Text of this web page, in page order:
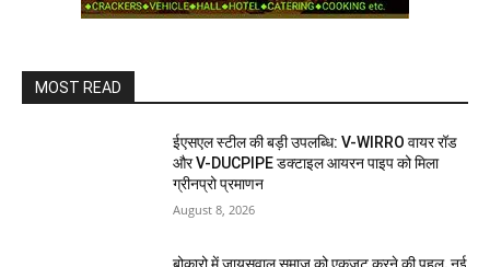
MOST READ
ईएसएल स्टील की बड़ी उपलब्धि: V-WIRRO वायर रॉड
और V-DUCPIPE डक्टाइल आयरन पाइप को मिला
ग्रीनप्रो प्रमाणन
August 8, 2026